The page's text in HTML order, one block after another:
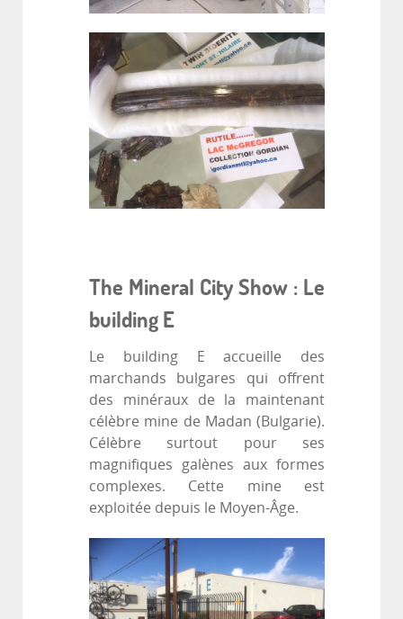
The Mineral City Show : Le
building E
Le building E accueille des
marchands bulgares qui offrent
des minéraux de la maintenant
célèbre mine de Madan (Bulgarie).
Célèbre surtout pour ses
magnifiques galènes aux formes
complexes. Cette mine est
exploitée depuis le Moyen-Âge.